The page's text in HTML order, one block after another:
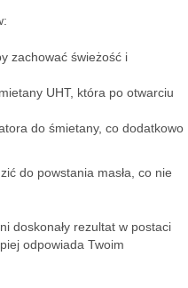
zachować świeżość i
UHT, która po otwarciu
do śmietany, co dodatkowo
do powstania masła, co nie
doskonały rezultat w postaci
odpowiada Twoim